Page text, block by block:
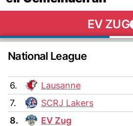
EV ZUG
National League
6.
Lausanne
7.
SCRJ Lakers
8.
EV Zug